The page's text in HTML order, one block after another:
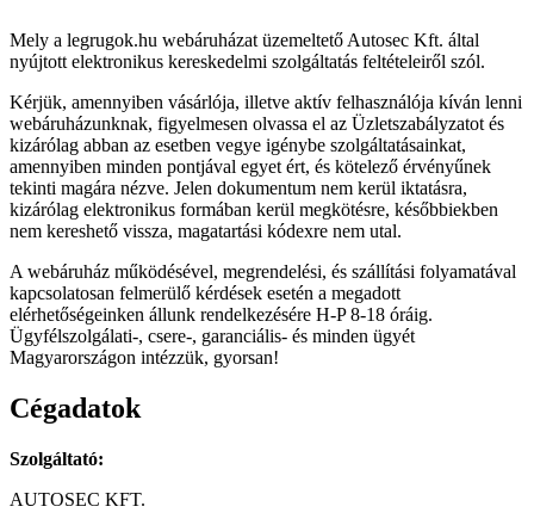
Mely a legrugok.hu webáruházat üzemeltető Autosec Kft. által
nyújtott elektronikus kereskedelmi szolgáltatás feltételeiről szól.
Kérjük, amennyiben vásárlója, illetve aktív felhasználója kíván lenni
webáruházunknak, figyelmesen olvassa el az Üzletszabályzatot és
kizárólag abban az esetben vegye igénybe szolgáltatásainkat,
amennyiben minden pontjával egyet ért, és kötelező érvényűnek
tekinti magára nézve. Jelen dokumentum nem kerül iktatásra,
kizárólag elektronikus formában kerül megkötésre, későbbiekben
nem kereshető vissza, magatartási kódexre nem utal.
A webáruház működésével, megrendelési, és szállítási folyamatával
kapcsolatosan felmerülő kérdések esetén a megadott
elérhetőségeinken állunk rendelkezésére H-P 8-18 óráig.
Ügyfélszolgálati-, csere-, garanciális- és minden ügyét
Magyarországon intézzük, gyorsan!
Cégadatok
Szolgáltató:
AUTOSEC KFT.